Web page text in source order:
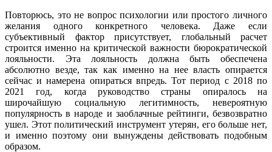
Повторюсь, это не вопрос психологии или простого личного
желания одного конкретного человека. Даже если
субъективный фактор присутствует, глобальный расчет
строится именно на критической важности бюрократической
лояльности. Эта лояльность должна быть обеспечена
абсолютно везде, так как именно на нее власть опирается
сейчас и намерена опираться впредь. Тот период с 2018 по
2021 год, когда руководство страны опиралось на
широчайшую социальную легитимность, невероятную
популярность в народе и заоблачные рейтинги, безвозвратно
ушел. Этот политический инструмент утерян, его больше нет,
и именно поэтому они вынуждены действовать подобным
образом.